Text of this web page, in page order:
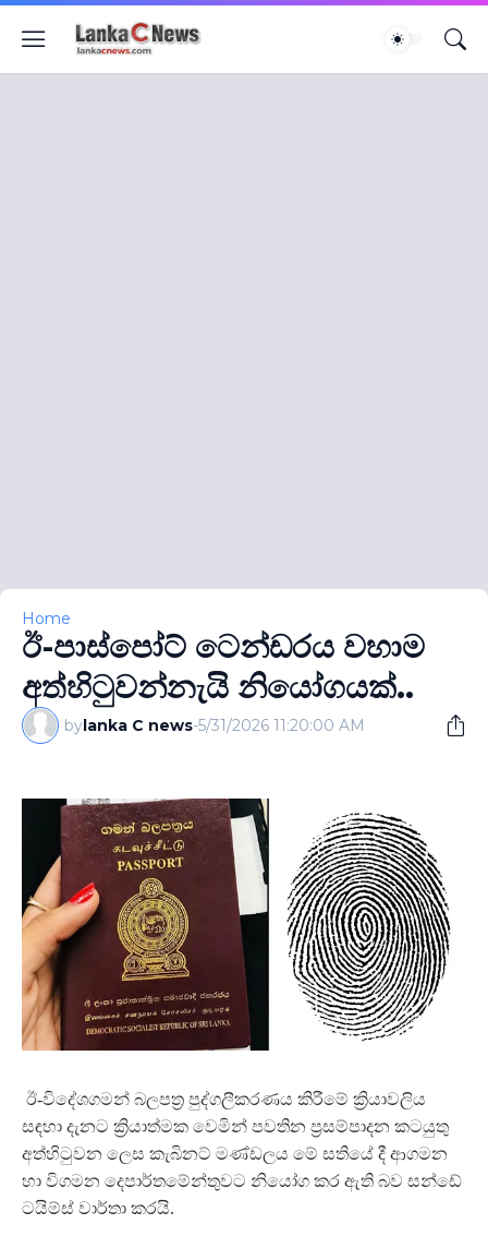
Home
ඊ-පාස්පෝට් ටෙන්ඩරය වහාම
අත්හිටුවන්නැයි නියෝගයක්..
bylanka C news-5/31/2026 11:20:00 AM
ඊ-විදේශගමන් බලපත්‍ර පුද්ගලීකරණය කිරීමේ ක්‍රියාවලිය
සඳහා දැනට ක්‍රියාත්මක වෙමින් පවතින ප්‍රසම්පාදන කටයුතු
අත්හිටුවන ලෙස කැබිනට් මණ්ඩලය මේ සතියේ දී ආගමන
හා විගමන දෙපාර්තමේන්තුවට නියෝග කර ඇති බව සන්ඩේ
ටයිම්ස් වාර්තා කරයි.